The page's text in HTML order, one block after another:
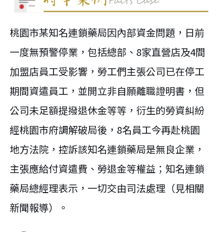
桃園市某知名連鎖藥局因內部資金問題，日前
一度無預警停業，包括總部、8家直營店及4間
加盟店員工受影響，勞工們主張公司已在停工
期間資遣員工，並開立非自願離職證明書，但
公司未足額提撥退休金等等，衍生的勞資糾紛
經桃園市府調解破局後，8名員工今再赴桃園
地方法院，控訴該知名連鎖藥局是無良企業，
主張應給付資遣費、勞退金等權益；知名連鎖
藥局總經理表示，一切交由司法處理（見相關
新聞報導）。